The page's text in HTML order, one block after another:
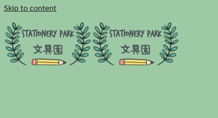
Skip to content